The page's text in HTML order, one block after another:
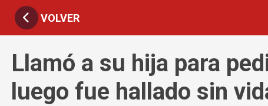
VOLVER
Llamó a su hija para
luego fue hallado sin